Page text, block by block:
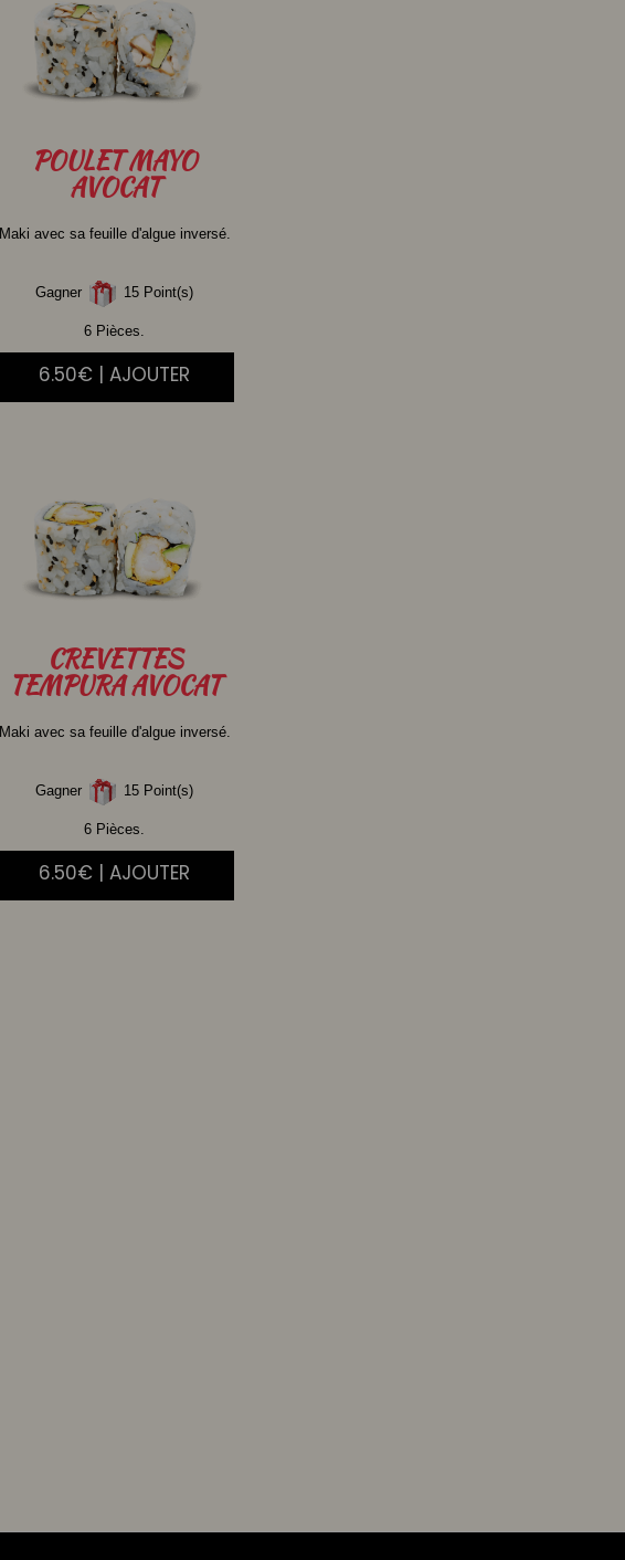
POULETMAYO
AVOCAT
Maki avec sa feuille d'algue inversé.
Gagner 15 Point(s)
6 Pièces.
6.50€ | AJOUTER
CREVETTES
TEMPURA AVOCAT
Maki avec sa feuille d'algue inversé.
Gagner 15 Point(s)
6 Pièces.
6.50€ | AJOUTER